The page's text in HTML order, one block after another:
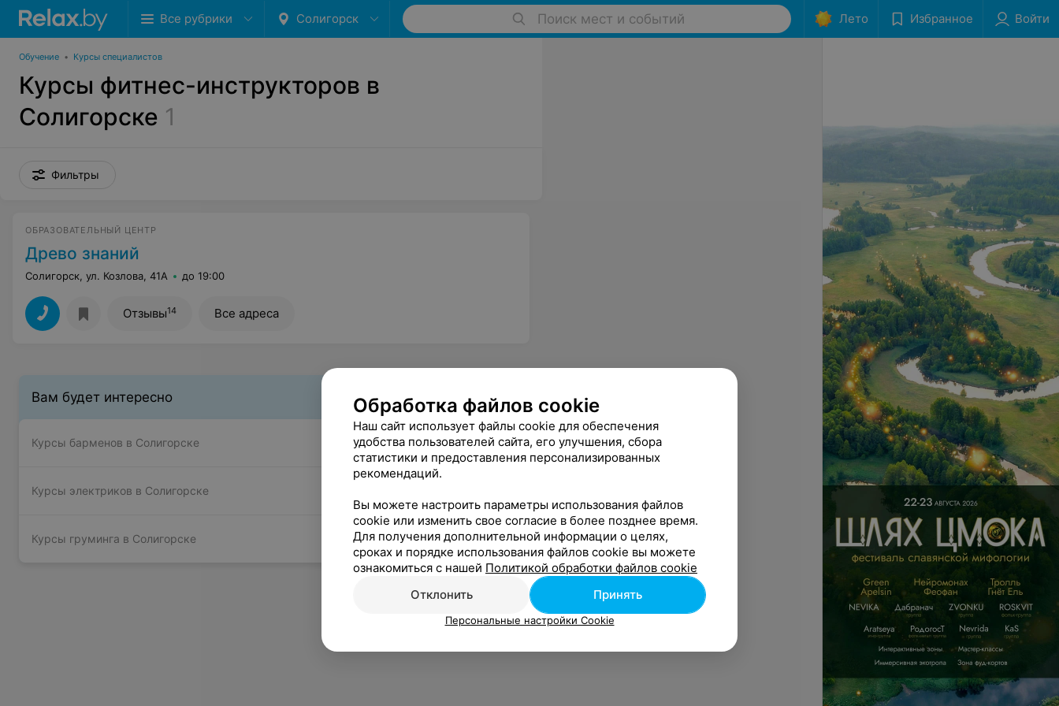
Все рубрики Солигорск Поиск мест и событий Лето Избранное Войти
Обучение • Курсы специалистов
Курсы фитнес-инструкторов в
Солигорске 1
Фильтры
ОБРАЗОВАТЕЛЬНЫЙ ЦЕНТР
Древо знаний
Солигорск, ул. Козлова, 41А до 19:00
Отзывы14 Все адреса
Вам будет интересно
Курсы барменов в Солигорске
Курсы электриков в Солигорске
Курсы груминга в Солигорске
Обработка файлов cookie
Наш сайт использует файлы cookie для обеспечения
удобства пользователей сайта, его улучшения, сбора
статистики и предоставления персонализированных
рекомендаций.
Вы можете настроить параметры использования файлов
cookie или изменить свое согласие в более позднее время.
Для получения дополнительной информации о целях,
сроках и порядке использования файлов cookie вы можете
ознакомиться с нашей Политикой обработки файлов cookie
Отклонить
Принять
Персональные настройки Cookie